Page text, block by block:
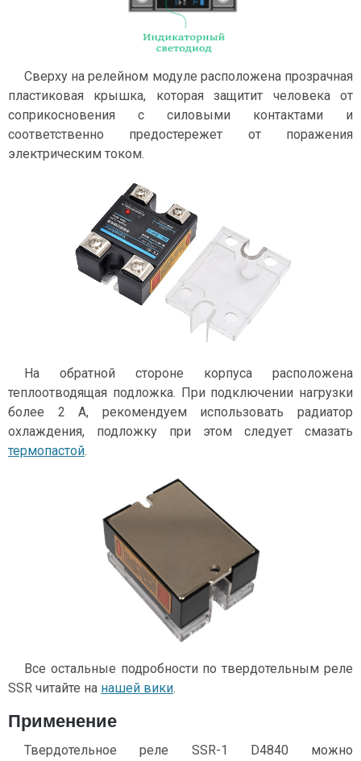
Сверху на релейном модуле расположена прозрачная
пластиковая крышка, которая защитит человека от
соприкосновения с силовыми контактами и
соответственно предостережет от поражения
электрическим током.
На обратной стороне корпуса расположена
теплоотводящая подложка. При подключении нагрузки
более 2 А, рекомендуем использовать радиатор
охлаждения, подложку при этом следует смазать
термопастой.
Все остальные подробности по твердотельным реле
SSR читайте на нашей вики.
Применение
Твердотельное реле SSR-1 D4840 можно